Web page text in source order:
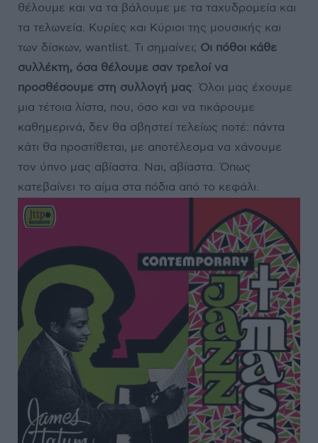
θέλουμε και να τα βάλουμε με τα ταχυδρομεία και
τα τελωνεία. Κυρίες και Κύριοι της μουσικής και
των δίσκων, wantlist. Τι σημαίνει; Οι πόθοι κάθε
συλλέκτη, όσα θέλουμε σαν τρελοί να
προσθέσουμε στη συλλογή μας. Όλοι μας έχουμε
μια τέτοια λίστα, που, όσο και να τικάρουμε
καθημερινά, δεν θα σβηστεί τελείως ποτέ: πάντα
κάτι θα προστίθεται, με αποτέλεσμα να χάνουμε
τον ύπνο μας αβίαστα. Ναι, αβίαστα. Όπως
κατεβαίνει το αίμα στα πόδια από το κεφάλι.